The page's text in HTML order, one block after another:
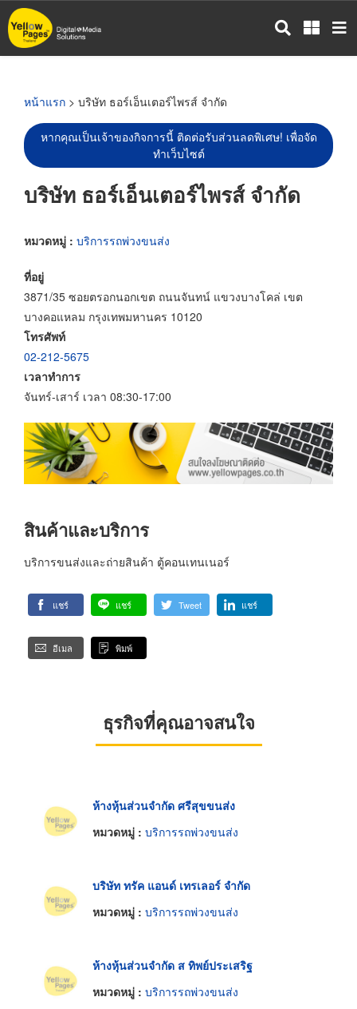
ข้าม
ไป
หน้าแรก > บริษัท ธอร์เอ็นเตอร์ไพรส์ จำกัด
หากคุณเป็นเจ้าของกิจการนี้ ติดต่อรับส่วนลดพิเศษ! เพื่อจัด
ทำเว็บไซต์
บริษัท ธอร์เอ็นเตอร์ไพรส์ จำกัด
หมวดหมู่ : บริการรถพ่วงขนส่ง
ที่อยู่
3871/35 ซอยตรอกนอกเขต ถนนจันทน์ แขวงบางโคล่ เขต
บางคอแหลม กรุงเทพมหานคร 10120
โทรศัพท์
02-212-5675
เวลาทำการ
จันทร์-เสาร์ เวลา 08:30-17:00
สินค้าและบริการ
บริการขนส่งและถ่ายสินค้า ตู้คอนเทนเนอร์
แชร์ แชร์ Tweet แชร์
อีเมล พิมพ์
ธุรกิจที่คุณอาจสนใจ
ห้างหุ้นส่วนจำกัด ศรีสุขขนส่ง
หมวดหมู่ : บริการรถพ่วงขนส่ง
บริษัท ทรัค แอนด์ เทรเลอร์ จำกัด
หมวดหมู่ : บริการรถพ่วงขนส่ง
ห้างหุ้นส่วนจำกัด ส ทิพย์ประเสริฐ
หมวดหมู่ : บริการรถพ่วงขนส่ง